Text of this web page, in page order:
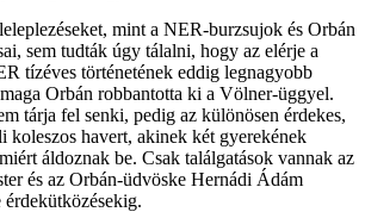
mint a NER-burzsujok és Orbán
sem tudták úgy tálalni, hogy az elérje a
tízéves történetének eddig legnagyobb
Orbán robbantotta ki a Völner-üggyel.
tárja fel senki, pedig az különösen érdekes,
koleszos havert, akinek két gyerekének
áldoznak be. Csak találgatások vannak az
és az Orbán-üdvöske Hernádi Ádám